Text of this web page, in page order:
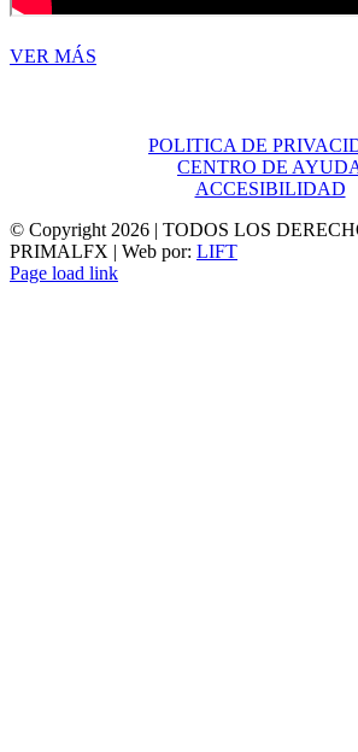
VER MÁS
POLITICA DE
CENTRO DE
ACCESIBILIDAD
© Copyright2026 | TODOS LOS
PRIMALFX | Web por: LIFT
Page load link